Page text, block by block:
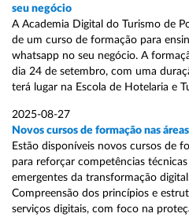
seu negócio
A Academia Digital do Turismo de
de um curso de formação para
whatsapp no seu negócio. A
dia 24 de setembro, com uma
terá lugar na Escola de Hotelaria e
2025-08-27
Novos cursos de formação nas
Estão disponíveis novos cursos de
para reforçar competências
emergentes da transformação
Compreensão dos princípios e
serviços digitais, com foco na